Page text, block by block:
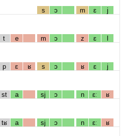
s ɔ m ɛ j
t e m ɔ z ɛ l
p ɛ ʁ s ɔ ʁ ɛ j
st a sj ɔ n ɛː ʁ
tʁ a sj ɔ n ɛː ʁ